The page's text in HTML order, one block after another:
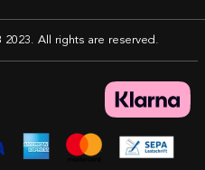
All rights are reserved.